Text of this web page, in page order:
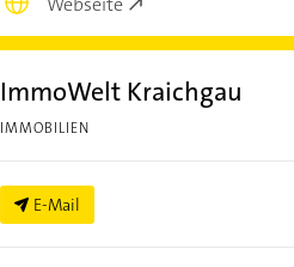
ImmoWelt Kraichgau
IMMOBILIEN
E-Mail